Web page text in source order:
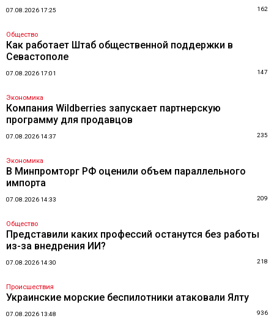
07.08.2026 17:25 162
Общество
Как работает Штаб общественной поддержки в
Севастополе
07.08.2026 17:01 147
Экономика
Компания Wildberries запускает партнерскую
программу для продавцов
07.08.2026 14:37 235
Экономика
В Минпромторг РФ оценили объем параллельного
импорта
07.08.2026 14:33 209
Общество
Представили каких профессий останутся без работы
из-за внедрения ИИ?
07.08.2026 14:30 218
Происшествия
Украинские морские беспилотники атаковали Ялту
07.08.2026 13:48 936